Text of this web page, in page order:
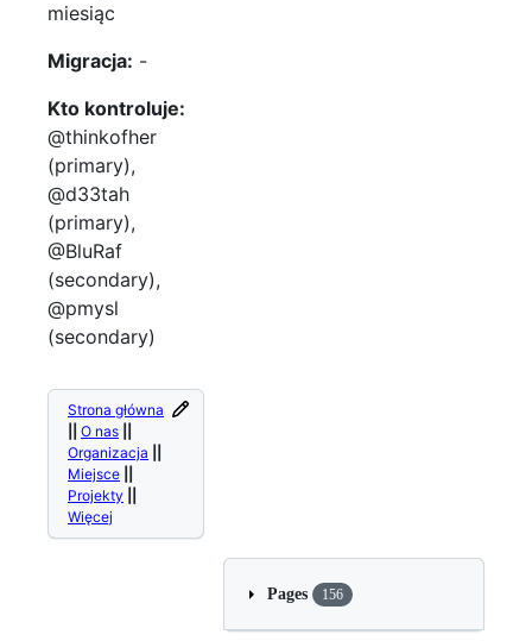
miesiąc
Migracja: -
Kto kontroluje:
@thinkofher
(primary),
@d33tah
(primary),
@BluRaf
(secondary),
@pmysl
(secondary)
Strona główna
O nas
Organizacja
Miejsce
Projekty
Więcej
Pages 156